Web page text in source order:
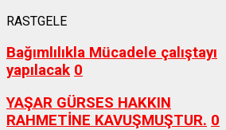
RASTGELE
Bağımlılıkla Mücadele çalıştayı
yapılacak 0
YAŞAR GÜRSES HAKKIN
RAHMETİNE KAVUŞMUŞTUR. 0